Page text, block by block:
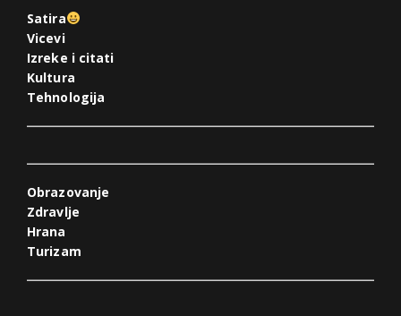
Satira
Vicevi
Izreke i citati
Kultura
Tehnologija
Obrazovanje
Zdravlje
Hrana
Turizam